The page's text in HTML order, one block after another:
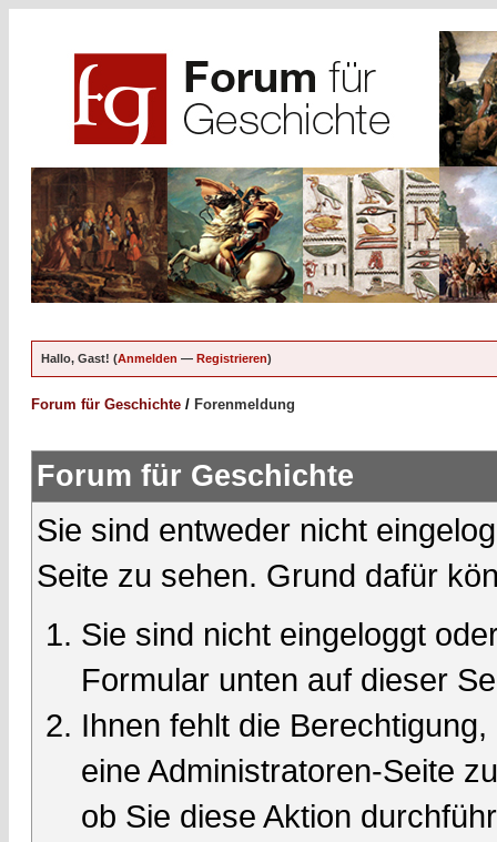
Hallo, Gast! (Anmelden — Registrieren)
Forum für Geschichte / Forenmeldung
Forum für Geschichte
Sie sind entweder nicht
Seite zu sehen. Grund dafür
Sie sind nicht eingeloggt
Formular unten auf dieser
Ihnen fehlt die
eine Administratoren-Seite
ob Sie diese Aktion